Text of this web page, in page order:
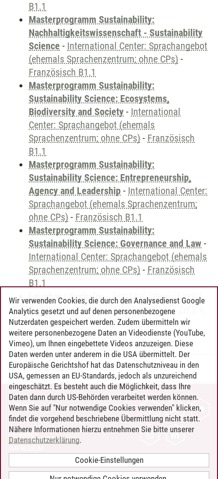
B1.1
Masterprogramm Sustainability:
Nachhaltigkeitswissenschaft - Sustainability
Science - International Center: Sprachangebot
(ehemals Sprachenzentrum; ohne CPs) -
Französisch B1.1
Masterprogramm Sustainability:
Sustainability Science: Ecosystems,
Biodiversity and Society - International
Center: Sprachangebot (ehemals
Sprachenzentrum; ohne CPs) - Französisch
B1.1
Masterprogramm Sustainability:
Sustainability Science: Entrepreneurship,
Agency and Leadership - International Center:
Sprachangebot (ehemals Sprachenzentrum;
ohne CPs) - Französisch B1.1
Masterprogramm Sustainability:
Sustainability Science: Governance and Law -
International Center: Sprachangebot (ehemals
Sprachenzentrum; ohne CPs) - Französisch
B1.1
Leuphana Bachelor-Zertifikat interkulturelle
Kommunikation und Sprachen (ZiKS)-
Fremdsprachenkompetenz Französisch
Timo Leder/30.06.2024
KONTAKT
LEUPHANA ALS ARBEITGEBER
INTRANET
BARRIEREFREIHEIT
Wir verwenden Cookies, die durch den Analysedienst Google
Analytics gesetzt und auf denen personenbezogene
Nutzerdaten gespeichert werden. Zudem übermitteln wir
weitere personenbezogene Daten an Videodienste (YouTube,
Vimeo), um Ihnen eingebettete Videos anzuzeigen. Diese
Daten werden unter anderem in die USA übermittelt. Der
Europäische Gerichtshof hat das Datenschutzniveau in den
USA, gemessen an EU-Standards, jedoch als unzureichend
eingeschätzt. Es besteht auch die Möglichkeit, dass Ihre
Daten dann durch US-Behörden verarbeitet werden können.
Wenn Sie auf "Nur notwendige Cookies verwenden" klicken,
findet die vorgehend beschriebene Übermittlung nicht statt.
Nähere Informationen hierzu entnehmen Sie bitte unserer
Datenschutzerklärung.
Cookie-Einstellungen